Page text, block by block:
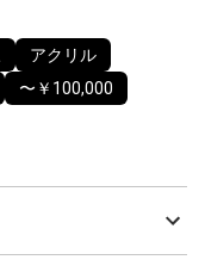
アクリル
〜￥100,000